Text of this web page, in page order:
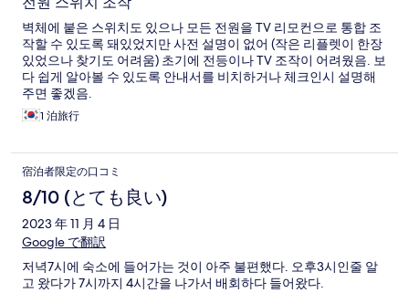
벽체에 붙은 스위치도 있으나 모든 전원을 TV 리모컨으로 통합 조
작할 수 있도록 돼있었지만 사전 설명이 없어 (작은 리플렛이 한장
있었으나 찾기도 어려움) 초기에 전등이나 TV 조작이 어려웠음. 보
다 쉽게 알아볼 수 있도록 안내서를 비치하거나 체크인시 설명해
주면 좋겠음.
1 泊旅行
宿泊者限定の口コミ
8/10 (とても良い)
2023 年 11 月 4 日
Google で翻訳
저녁7시에 숙소에 들어가는 것이 아주 불편했다. 오후3시인줄 알
고 왔다가 7시까지 4시간을 나가서 배회하다 들어왔다.